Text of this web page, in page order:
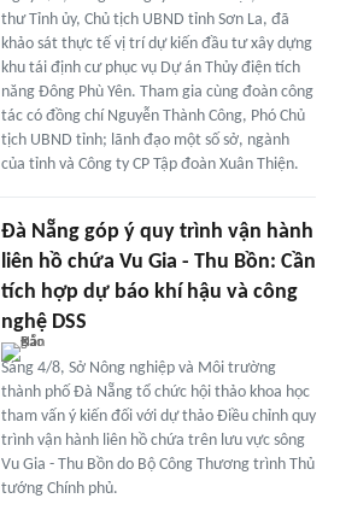
thư Tỉnh ủy, Chủ tịch UBND tỉnh Sơn La, đã
khảo sát thực tế vị trí dự kiến đầu tư xây dựng
khu tái định cư phục vụ Dự án Thủy điện tích
năng Đông Phù Yên. Tham gia cùng đoàn công
tác có đồng chí Nguyễn Thành Công, Phó Chủ
tịch UBND tỉnh; lãnh đạo một số sở, ngành
của tỉnh và Công ty CP Tập đoàn Xuân Thiện.
Đà Nẵng góp ý quy trình vận hành
liên hồ chứa Vu Gia - Thu Bồn: Cần
tích hợp dự báo khí hậu và công
nghệ DSS
Sáng 4/8, Sở Nông nghiệp và Môi trường
thành phố Đà Nẵng tổ chức hội thảo khoa học
tham vấn ý kiến đối với dự thảo Điều chỉnh quy
trình vận hành liên hồ chứa trên lưu vực sông
Vu Gia - Thu Bồn do Bộ Công Thương trình Thủ
tướng Chính phủ.